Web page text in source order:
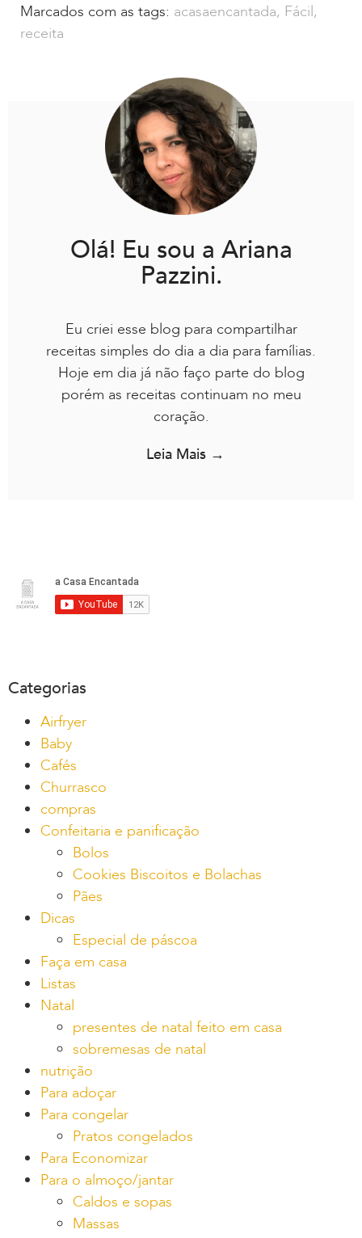
Marcados com as tags: acasaencantada, Fácil,
receita
Olá! Eu sou a Ariana
Pazzini.
Eu criei esse blog para compartilhar
receitas simples do dia a dia para famílias.
Hoje em dia já não faço parte do blog
porém as receitas continuam no meu
coração.
Leia Mais →
Categorias
Airfryer
Baby
Cafés
Churrasco
compras
Confeitaria e panificação
Bolos
Cookies Biscoitos e Bolachas
Pães
Dicas
Especial de páscoa
Faça em casa
Listas
Natal
presentes de natal feito em casa
sobremesas de natal
nutrição
Para adoçar
Para congelar
Pratos congelados
Para Economizar
Para o almoço/jantar
Caldos e sopas
Massas